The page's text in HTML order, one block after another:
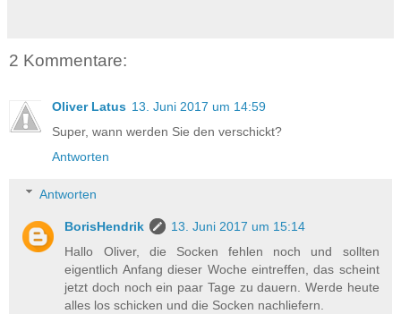
2 Kommentare:
Oliver Latus 13. Juni 2017 um 14:59
Super, wann werden Sie den verschickt?
Antworten
Antworten
BorisHendrik
13. Juni 2017 um 15:14
Hallo Oliver, die Socken fehlen noch und sollten
eigentlich Anfang dieser Woche eintreffen, das scheint
jetzt doch noch ein paar Tage zu dauern. Werde heute
alles los schicken und die Socken nachliefern.